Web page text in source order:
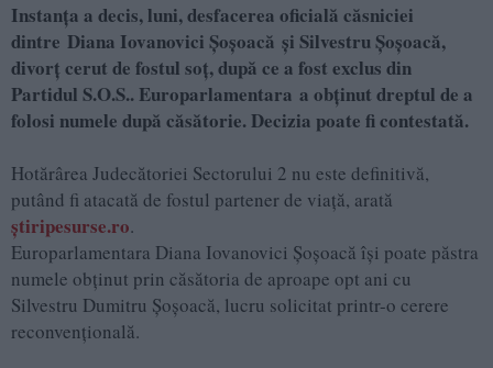
Instanța a decis, luni, desfacerea oficială căsniciei
dintre Diana Iovanovici Șoșoacă și Silvestru Șoșoacă,
divorț cerut de fostul soț, după ce a fost exclus din
Partidul S.O.S.. Europarlamentara a obținut dreptul de a
folosi numele după căsătorie. Decizia poate fi contestată.
Hotărârea Judecătoriei Sectorului 2 nu este definitivă,
putând fi atacată de fostul partener de viață, arată
știripesurse.ro.
Europarlamentara Diana Iovanovici Șoșoacă își poate păstra
numele obținut prin căsătoria de aproape opt ani cu
Silvestru Dumitru Șoșoacă, lucru solicitat printr-o cerere
reconvențională.